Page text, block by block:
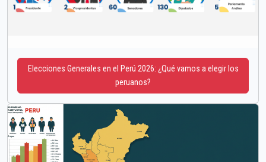
Elecciones Generales en el Perú 2026: ¿Qué vamos a elegir los
peruanos?